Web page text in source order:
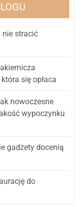
nie stracić
się opłaca
nowoczesne
wypoczynku
gadżety docenią
do